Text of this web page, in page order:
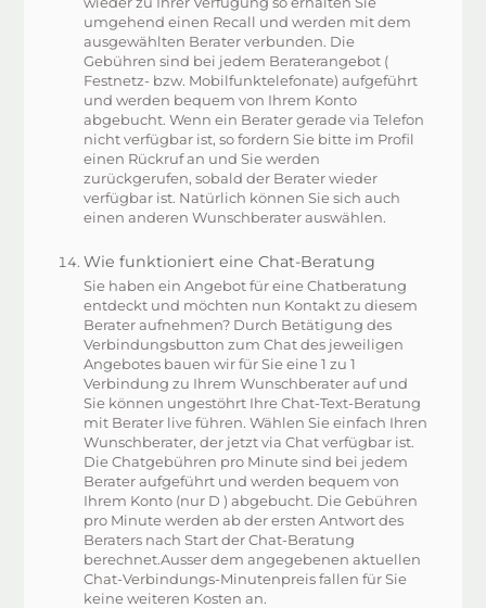
umgehend einen Recall und werden mit dem
ausgewählten Berater verbunden. Die
Gebühren sind bei jedem Beraterangebot (
Festnetz- bzw. Mobilfunktelefonate) aufgeführt
und werden bequem von Ihrem Konto
abgebucht. Wenn ein Berater gerade via Telefon
nicht verfügbar ist, so fordern Sie bitte im Profil
einen Rückruf an und Sie werden
zurückgerufen, sobald der Berater wieder
verfügbar ist. Natürlich können Sie sich auch
einen anderen Wunschberater auswählen.
Wie funktioniert eine Chat-Beratung
Sie haben ein Angebot für eine Chatberatung
entdeckt und möchten nun Kontakt zu diesem
Berater aufnehmen? Durch Betätigung des
Verbindungsbutton zum Chat des jeweiligen
Angebotes bauen wir für Sie eine 1 zu 1
Verbindung zu Ihrem Wunschberater auf und
Sie können ungestöhrt Ihre Chat-Text-Beratung
mit Berater live führen. Wählen Sie einfach Ihren
Wunschberater, der jetzt via Chat verfügbar ist.
Die Chatgebühren pro Minute sind bei jedem
Berater aufgeführt und werden bequem von
Ihrem Konto (nur D ) abgebucht. Die Gebühren
pro Minute werden ab der ersten Antwort des
Beraters nach Start der Chat-Beratung
berechnet.Ausser dem angegebenen aktuellen
Chat-Verbindungs-Minutenpreis fallen für Sie
keine weiteren Kosten an.